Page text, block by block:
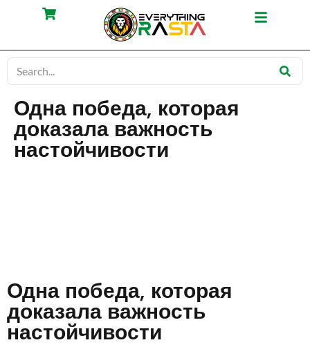
Одна победа, которая
доказала важность
настойчивости
Одна победа, которая
доказала важность
настойчивости